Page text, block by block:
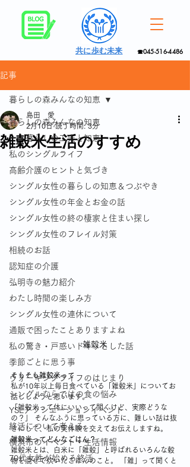
☎045-516-4486
共に歩む未来
記事
暮らしの森みんなの知恵
一人暮らしの工夫と知恵
私のシングルライフ
高齢介護のヒントと気づき
シングル女性の暮らしの知恵＆つぶやき
シングル女性の年金とお金の話
シングル女性の終の棲家と住まい探し
シングル女性のフレイル対策
相続のお話
認知症の介護
弘明寺の魅力紹介
わたし時間の楽しみ方
シングル女性の連休について
通販で困ったことありますよね
私の驚き・戸惑いドキッとした話
季節ごとに思う事
ウォーキングライフのはじまり
シングルならではの食の悩み
YSLアソシエーションイベント
終活について考える
横浜市のイベント・生活情報
70代女性が始める終活
暮らしの森みんなの知恵
雑穀米生活のすすめ
島田 愛
2月10日 読了時間: 3分
雑穀米
そもそも雑穀米って
私が10年以上毎日食べている「雑穀米」についてお
話ししようと思います。
「雑穀米って体にいいって聞くけど、実際どうな
の？」 そんなふうに思っている方に、難しい話は抜
きにして、私の実体験を交えてお伝えしますね。
雑穀米ってどんなごはん？
雑穀米とは、白米に「雑穀」と呼ばれるいろんな穀
物を混ぜて炊いたごはんのこと。 「雑」って聞くと